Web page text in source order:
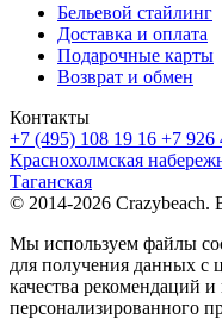
Бельевой стайлинг
Доставка и оплата
Подарочные карты
Возврат и обмен
Контакты
+7 (495) 108 19 16 +7 926
Краснохолмская
Таганская
© 2014-2026 Crazybeach.
Мы используем файлы
для получения данных с
качества рекомендаций
персонализированного